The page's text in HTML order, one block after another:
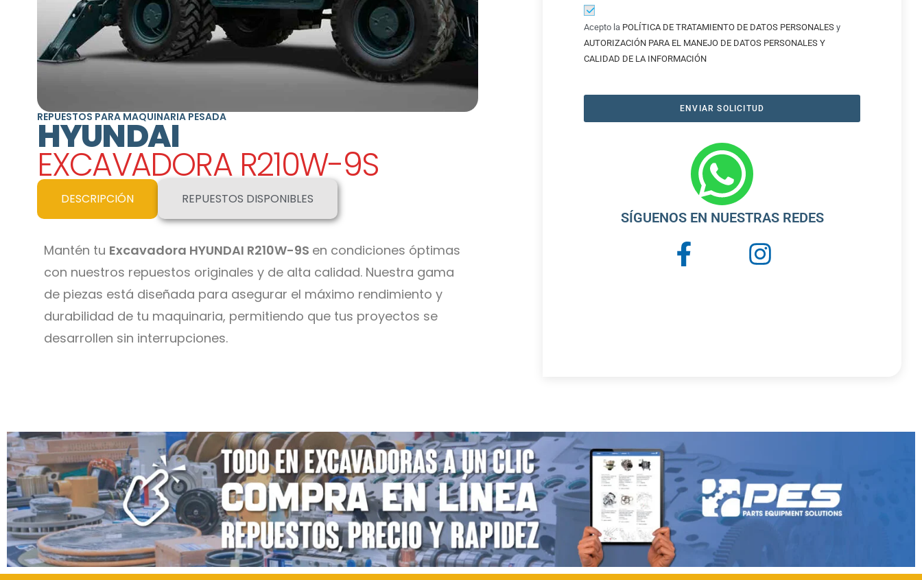
REPUESTOS PARA MAQUINARIA PESADA
HYUNDAI
EXCAVADORA R210W-9S
DESCRIPCIÓN REPUESTOS DISPONIBLES
Mantén tu Excavadora HYUNDAI R210W-9S en condiciones óptimas
con nuestros repuestos originales y de alta calidad. Nuestra gama
de piezas está diseñada para asegurar el máximo rendimiento y
durabilidad de tu maquinaria, permitiendo que tus proyectos se
desarrollen sin interrupciones.
Acepto la POLÍTICA DE TRATAMIENTO DE DATOS PERSONALESy
AUTORIZACIÓN PARA EL MANEJO DE DATOS PERSONALES Y
CALIDAD DE LA INFORMACIÓN
ENVIAR SOLICITUD
SÍGUENOS EN NUESTRAS REDES